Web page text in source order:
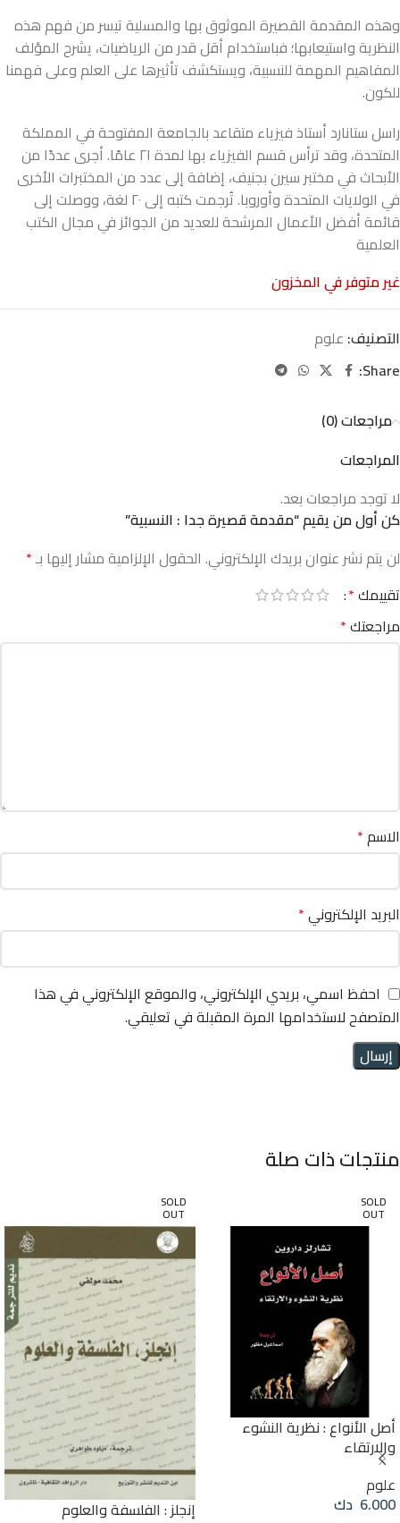
وهذه المقدمة القصيرة الموثوق بها والمسلية تيسر من فهم هذه
النظرية واستيعابها؛ فباستخدام أقل قدر من الرياضيات، يشرح المؤلف
المفاهيم المهمة للنسبية، ويستكشف تأثيرها على العلم وعلى فهمنا
للكون.
راسل ستانارد أستاذ فيزياء متقاعد بالجامعة المفتوحة في المملكة
المتحدة، وقد ترأس قسم الفيزياء بها لمدة ٢١ عامًا. أجرى عددًا من
الأبحاث في مختبر سيرن بجنيف، إضافة إلى عدد من المختبرات الأخرى
في الولايات المتحدة وأوروبا. تُرجمت كتبه إلى ٢٠ لغة، ووصلت إلى
قائمة أفضل الأعمال المرشحة للعديد من الجوائز في مجال الكتب
العلمية
غير متوفر في المخزون
التصنيف: علوم
Share:
مراجعات (0)
المراجعات
لا توجد مراجعات بعد.
كن أول من يقيم “مقدمة قصيرة جدا : النسبية”
لن يتم نشر عنوان بريدك الإلكتروني. الحقول الإلزامية مشار إليها بـ*
تقييمك*
مراجعتك*
الاسم*
البريد الإلكتروني*
احفظ اسمي، بريدي الإلكتروني، والموقع الإلكتروني في هذا
المتصفح لاستخدامها المرة المقبلة في تعليقي.
منتجات ذات صلة
SOLD
OUT
أصل الأنواع : نظرية النشوء
والارتقاء
علوم
6.000 دك
SOLD
OUT
إنجلز : الفلسفة والعلوم